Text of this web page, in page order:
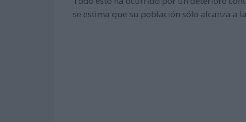
se estima que su población sólo alcanza a